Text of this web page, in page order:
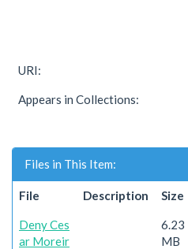
URI:
Appears in Collections:
Files in This Item:
File Description Size
Deny Ces
ar Moreir
6.23
MB